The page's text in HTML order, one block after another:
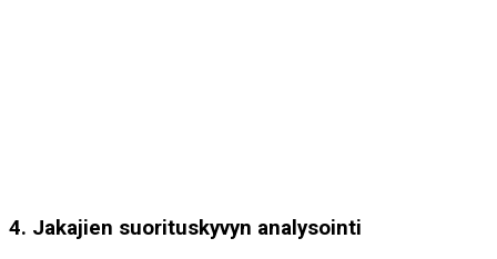
4. Jakajien suorituskyvyn analysointi